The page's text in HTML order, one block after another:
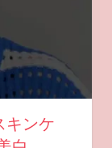
キンケ